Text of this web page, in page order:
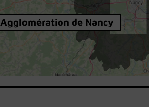
Agglomération de Nancy